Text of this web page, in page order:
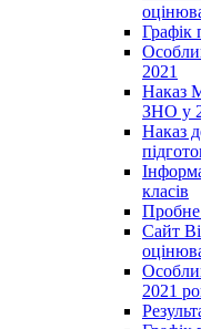
Графік
2021
Наказ
ЗНО у
Наказ
класів
Сайт
2021